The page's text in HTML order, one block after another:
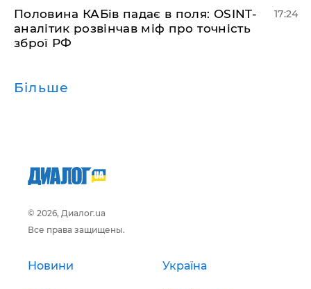
​Половина КАБів падає в поля: OSINT-
аналітик розвінчав міф про точність
зброї РФ
17:24
Більше
© 2026, Диалог.ua
Все права защищены.
Новини Україна